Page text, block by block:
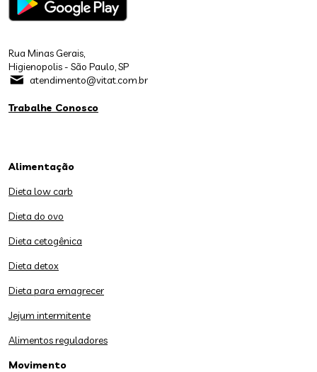
Rua Minas Gerais,
Higienopolis - São Paulo, SP
atendimento@vitat.com.br
Trabalhe Conosco
Alimentação
Dieta low carb
Dieta do ovo
Dieta cetogênica
Dieta detox
Dieta para emagrecer
Jejum intermitente
Alimentos reguladores
Movimento